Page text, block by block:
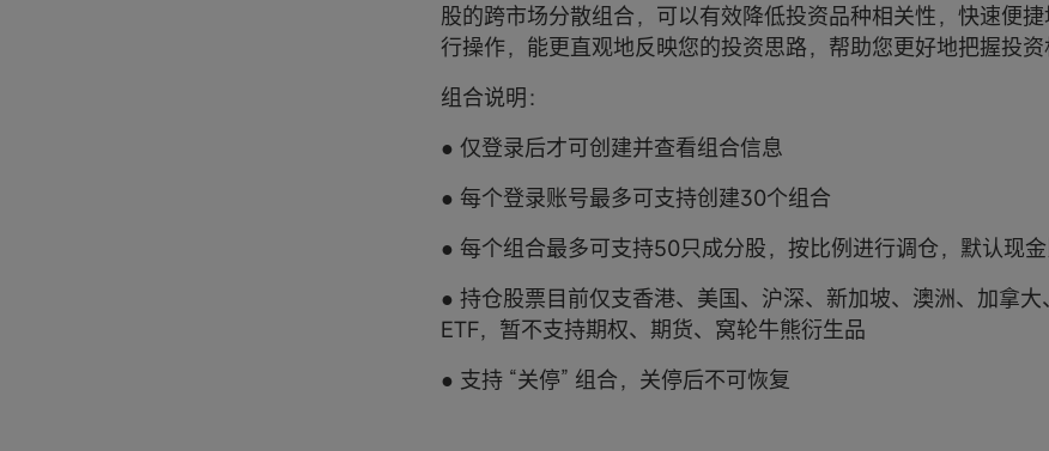
股的跨市场分散组合，可以有效降低投资品种相关性，快速便
行操作，能更直观地反映您的投资思路，帮助您更好地把握投资
组合说明：
● 仅登录后才可创建并查看组合信息
● 每个登录账号最多可支持创建30个组合
● 每个组合最多可支持50只成分股，按比例进行调仓，默认现
● 持仓股票目前仅支香港、美国、沪深、新加坡、澳洲、加拿大
ETF，暂不支持期权、期货、窝轮牛熊衍生品
● 支持 “关停” 组合，关停后不可恢复